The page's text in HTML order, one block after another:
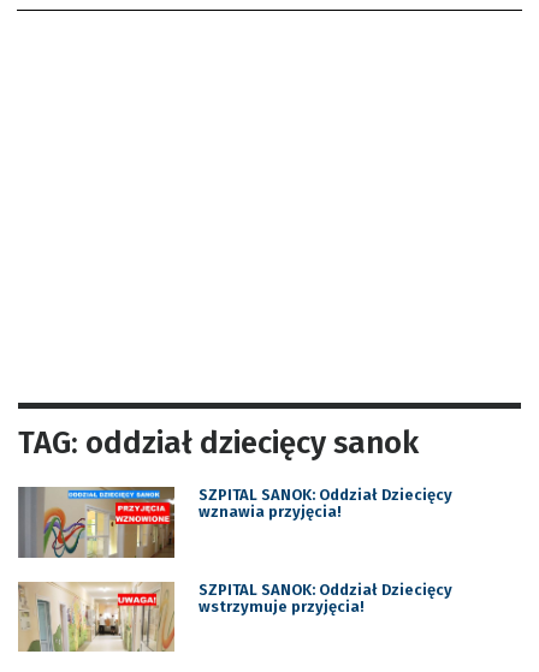
TAG: oddział dziecięcy sanok
SZPITAL SANOK: Oddział Dziecięcy
wznawia przyjęcia!
SZPITAL SANOK: Oddział Dziecięcy
wstrzymuje przyjęcia!